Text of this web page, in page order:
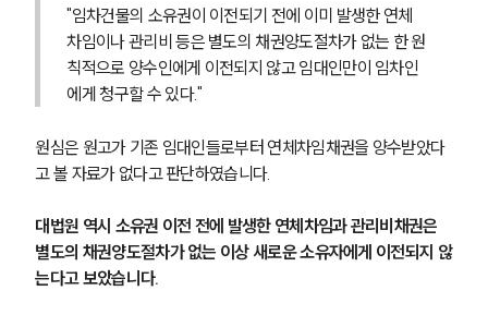
주요 업무사례
사례분석/최신동향
법률정보
법률지식인
업무분야
건설부 업무
전체
"임차건물의 소유권이 이전되기 전에 이미 발생한 연체
차임이나 관리비 등은 별도의 채권양도절차가 없는 한 원
칙적으로 양수인에게 이전되지 않고 임대인만이 임차인
에게 청구할 수 있다."
원심은 원고가 기존 임대인들로부터 연체차임채권을 양수받았다
고 볼 자료가 없다고 판단하였습니다.
대법원 역시 소유권 이전 전에 발생한 연체차임과 관리비채권은
별도의 채권양도절차가 없는 이상 새로운 소유자에게 이전되지 않
는다고 보았습니다.